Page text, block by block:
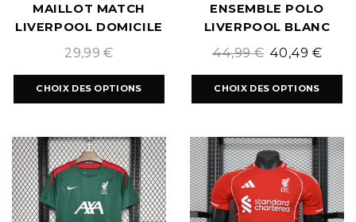
MAILLOT MATCH
LIVERPOOL DOMICILE
2026/2027
29,99€
CHOIX DES OPTIONS
ENSEMBLE POLO
LIVERPOOL BLANC
2025/2026
44,99€ 40,49 €
CHOIX DES OPTIONS